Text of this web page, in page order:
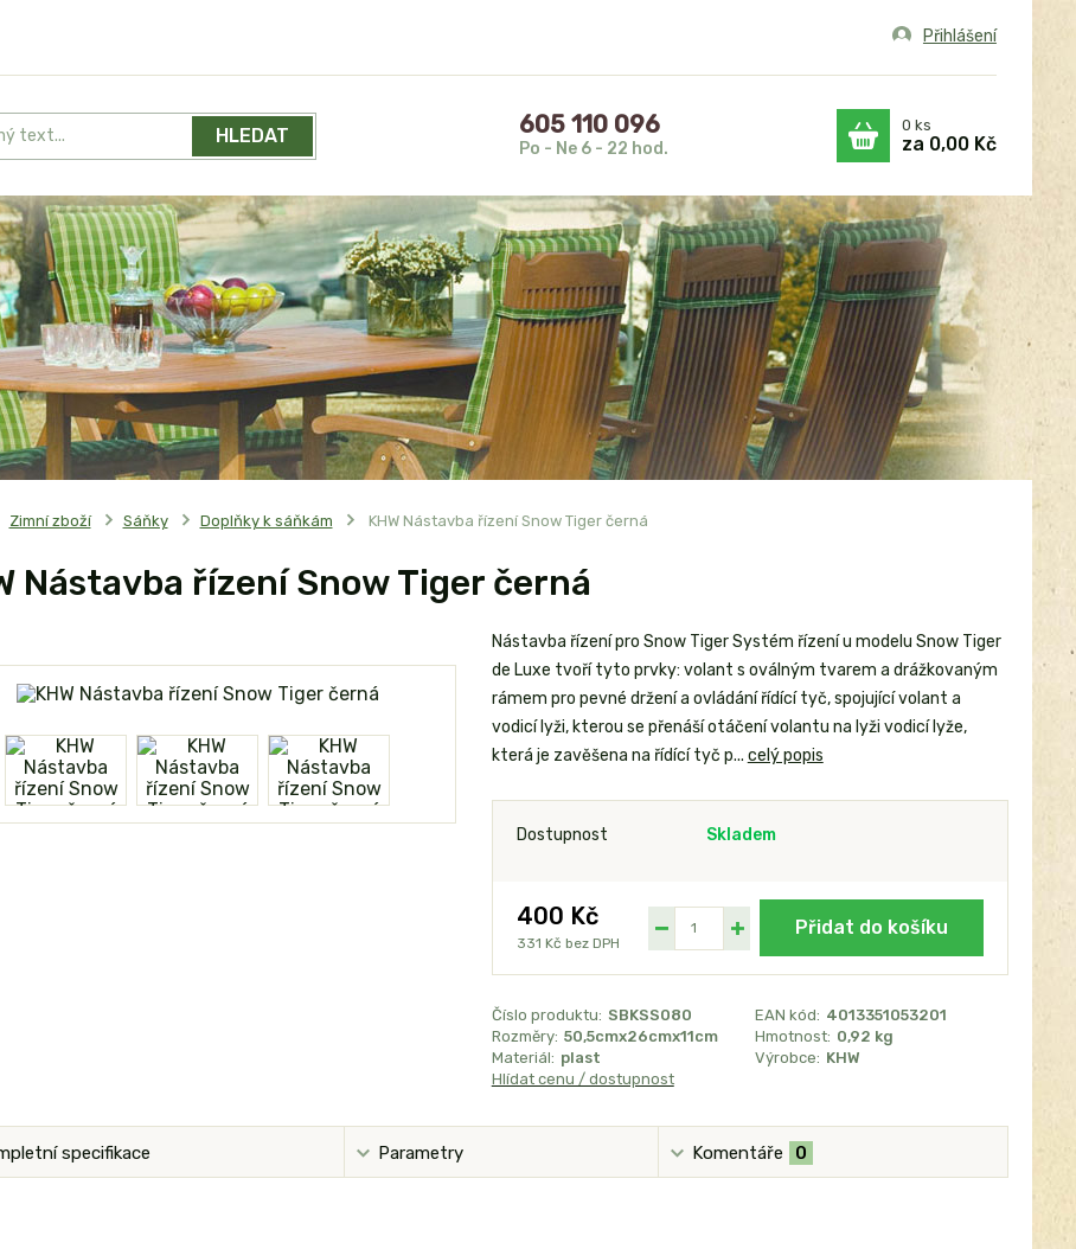
Přihlášení
HLEDAT 605 110 096
Po - Ne 6 - 22 hod.
0 ks
za 0,00 Kč
Zimní zboží Sáňky Doplňky k sáňkám KHW Nástavba řízení Snow Tiger černá
Nástavba řízení Snow Tiger černá
Nástavba řízení pro Snow Tiger Systém řízení u modelu Snow Tiger
de Luxe tvoří tyto prvky: volant s oválným tvarem a drážkovaným
rámem pro pevné držení a ovládání řídící tyč, spojující volant a
vodicí lyži, kterou se přenáší otáčení volantu na lyži vodicí lyže,
která je zavěšena na řídící tyč p... celý popis
Dostupnost Skladem
400 Kč
331 Kč bez DPH
Přidat do košíku
Číslo produktu: SBKSS080 EAN kód: 4013351053201
Rozměry: 50,5cmx26cmx11cm Hmotnost: 0,92 kg
Materiál: plast Výrobce: KHW
Hlídat cenu / dostupnost
specifikace Parametry Komentáře 0